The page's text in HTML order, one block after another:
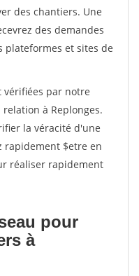
des chantiers. Une
des demandes
plateformes et sites de
vérifiées par notre
à Replonges.
la véracité d'une
rapidement $etre en
réaliser rapidement
pour
à